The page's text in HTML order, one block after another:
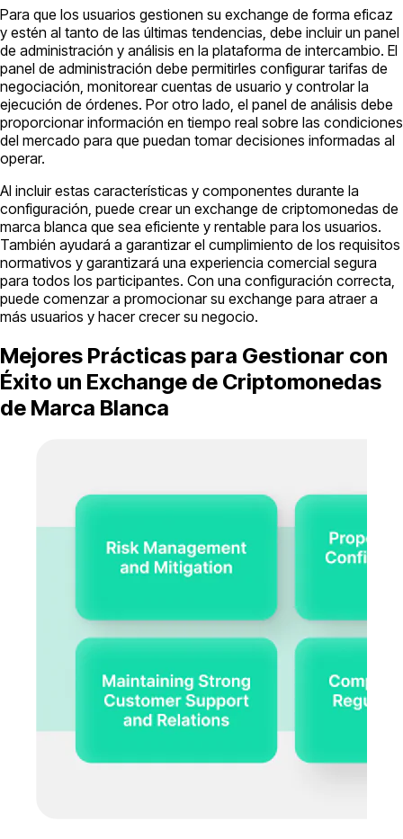
Para que los usuarios gestionen su exchange de forma eficaz
y estén al tanto de las últimas tendencias, debe incluir un panel
de administración y análisis en la plataforma de intercambio. El
panel de administración debe permitirles configurar tarifas de
negociación, monitorear cuentas de usuario y controlar la
ejecución de órdenes. Por otro lado, el panel de análisis debe
proporcionar información en tiempo real sobre las condiciones
del mercado para que puedan tomar decisiones informadas al
operar.
Al incluir estas características y componentes durante la
configuración, puede crear un exchange de criptomonedas de
marca blanca que sea eficiente y rentable para los usuarios.
También ayudará a garantizar el cumplimiento de los requisitos
normativos y garantizará una experiencia comercial segura
para todos los participantes. Con una configuración correcta,
puede comenzar a promocionar su exchange para atraer a
más usuarios y hacer crecer su negocio.
Mejores Prácticas para Gestionar con
Éxito un Exchange de Criptomonedas
de Marca Blanca